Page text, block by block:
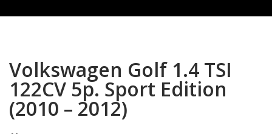
Volkswagen Golf 1.4 TSI
122CV 5p. Sport Edition
(2010 – 2012)